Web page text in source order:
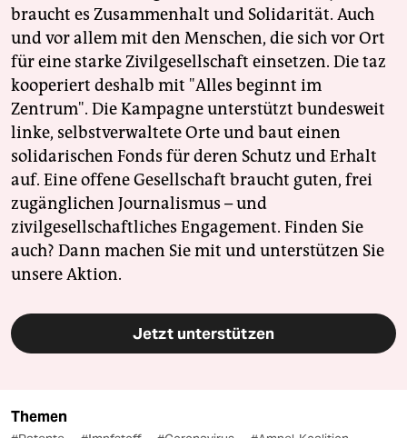
braucht es Zusammenhalt und Solidarität. Auch
und vor allem mit den Menschen, die sich vor Ort
für eine starke Zivilgesellschaft einsetzen. Die taz
kooperiert deshalb mit "Alles beginnt im
Zentrum". Die Kampagne unterstützt bundesweit
linke, selbstverwaltete Orte und baut einen
solidarischen Fonds für deren Schutz und Erhalt
auf. Eine offene Gesellschaft braucht guten, frei
zugänglichen Journalismus – und
zivilgesellschaftliches Engagement. Finden Sie
auch? Dann machen Sie mit und unterstützen Sie
unsere Aktion.
Jetzt unterstützen
Themen